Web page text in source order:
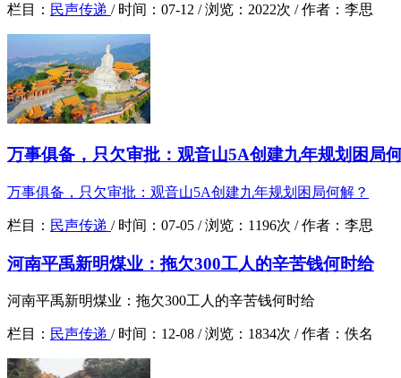
栏目： 民声传递 / 时间： 07-12 /浏览： 2022次 /作者： 李思
万事俱备，只欠审批：观音山5A创建九年规划困局
万事俱备，只欠审批：观音山5A创建九年规划困局何解？
栏目： 民声传递 / 时间： 07-05 /浏览： 1196次 /作者： 李思
河南平禹新明煤业：拖欠300工人的辛苦钱何时给
河南平禹新明煤业：拖欠300工人的辛苦钱何时给
栏目： 民声传递 / 时间： 12-08 /浏览： 1834次 /作者： 佚名